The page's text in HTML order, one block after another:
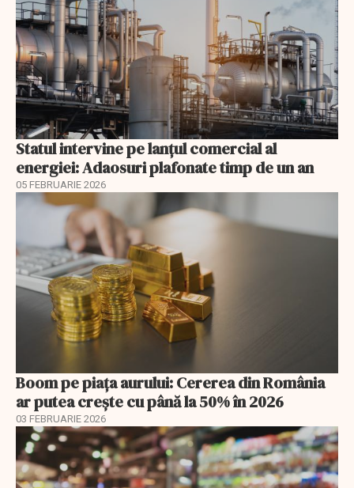
Statul intervine pe lanțul comercial al
energiei: Adaosuri plafonate timp de un an
05 FEBRUARIE 2026
Boom pe piața aurului: Cererea din România
ar putea crește cu până la 50% în 2026
03 FEBRUARIE 2026